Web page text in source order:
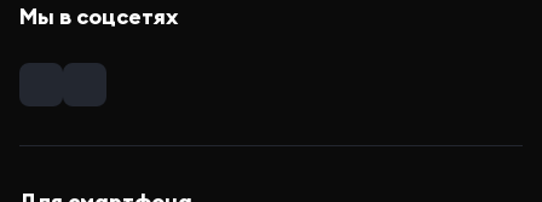
Мы в соцсетях